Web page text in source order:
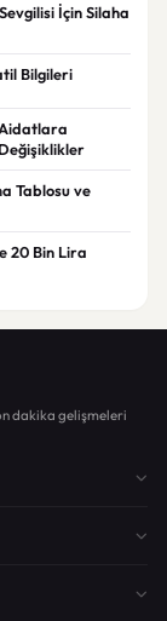
İçin Silaha
Bilgileri
Aidatlara
Tablosu ve
20 Bin Lira
dakika gelişmeleri